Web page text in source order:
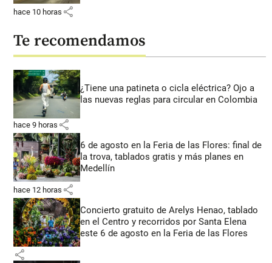
hace 10 horas share
Te recomendamos
¿Tiene una patineta o cicla eléctrica? Ojo a
las nuevas reglas para circular en Colombia
hace 9 horas share
6 de agosto en la Feria de las Flores: final de
la trova, tablados gratis y más planes en
Medellín
hace 12 horas share
Concierto gratuito de Arelys Henao, tablado
en el Centro y recorridos por Santa Elena
este 6 de agosto en la Feria de las Flores
share